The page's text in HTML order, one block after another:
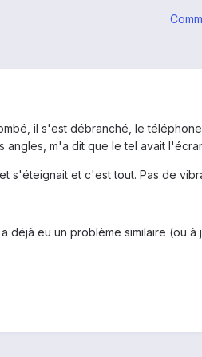
il s'est débranché, le
angles, m'a dit que le tel avait
s'éteignait et c'est tout. Pas de
déjà eu un problème similaire (ou